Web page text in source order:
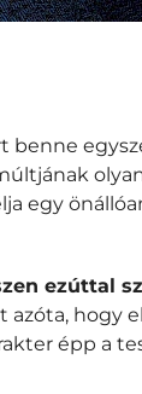
egy
ezúttal
hogy
épp a